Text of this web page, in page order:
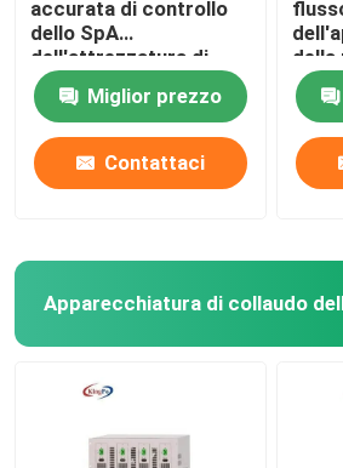
accurata di controllo
dello SpA
dell'attrezzatura di
prova di infiammabilità
di combustione
Miglior prezzo
Contattaci
della